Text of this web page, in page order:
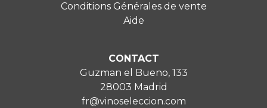
Conditions Générales de vente
Aide
CONTACT
Guzman el Bueno, 133
28003 Madrid
fr@vinoseleccion.com